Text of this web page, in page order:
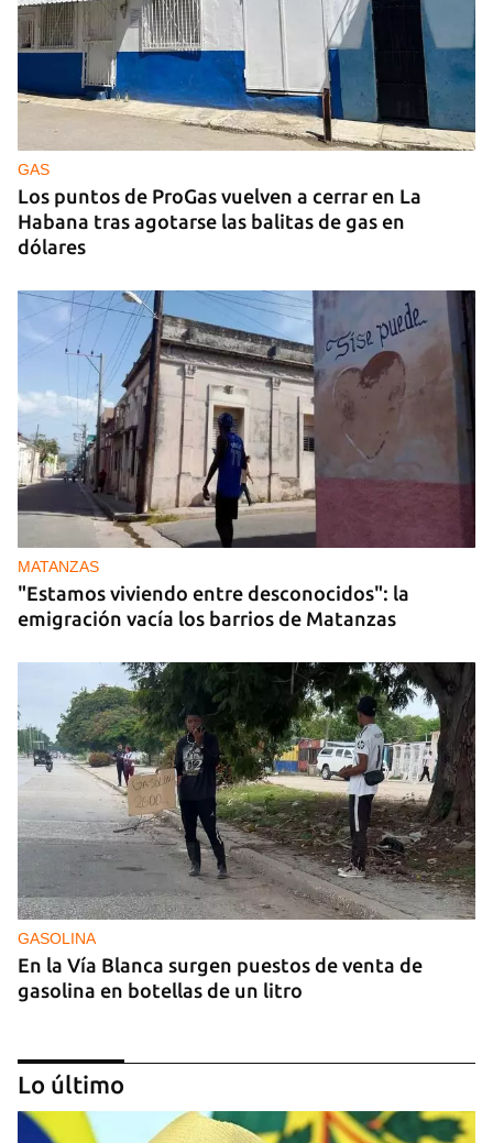
GAS
Los puntos de ProGas vuelven a cerrar en La
Habana tras agotarse las balitas de gas en
dólares
MATANZAS
"Estamos viviendo entre desconocidos": la
emigración vacía los barrios de Matanzas
GASOLINA
En la Vía Blanca surgen puestos de venta de
gasolina en botellas de un litro
Lo último